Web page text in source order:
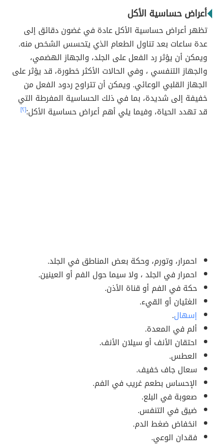
أعراض حساسية الأكل
تظهر أعراض حساسية الأكل عادة في غضون دقائق إلى
عدة ساعات بعد تناول الطعام الذي يتحسس الشخص منه.
ويمكن أن يؤثر رد الفعل على الجلد، والجهاز الهضمي،
والجهاز التنفسي ، وفي الحالات الأكثر خطورة، قد يؤثر على
الجهاز القلبي الوعائي. ويمكن أن تتراوح ردود الفعل من
خفيفة إلى شديدة، بما في ذلك الحساسية المفرطة التي
قد تهدد الحياة، وفيما يلي أهم أعراض حساسية الأكل:[٢]
احمرار، وتورم، وحكة بعض المناطق في الجلد.
احمرار في الجلد ، ولا سيما حول الفم أو العينين.
حكة في الفم أو قناة الأذن.
الغثيان أو القيء.
إسهال.
ألم في المعدة.
احتقان الأنف أو سيلان الأنف.
العطس.
سعال جاف خفيف.
الإحساس بطعم غريب في الفم.
صعوبة في البلع.
ضيق في التنفس.
انخفاض ضغط الدم.
فقدان الوعي.